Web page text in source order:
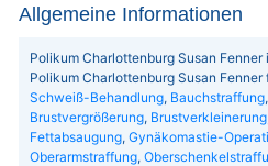
Allgemeine Informationen
Polikum Charlottenburg Susan
Polikum Charlottenburg Susan
Schweiß-Behandlung, Bauchstraffung,
Brustvergrößerung, Brustverkleinerung,
Fettabsaugung, Gynäkomastie-
Oberarmstraffung,